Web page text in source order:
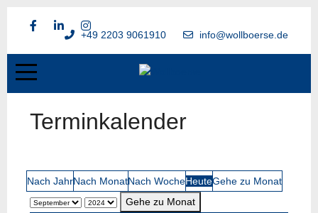
+49 2203 9061910 info@wollboerse.de
Terminkalender
Nach JahrNach MonatNach WocheHeuteGehe zu Monat
Gehe zu Monat